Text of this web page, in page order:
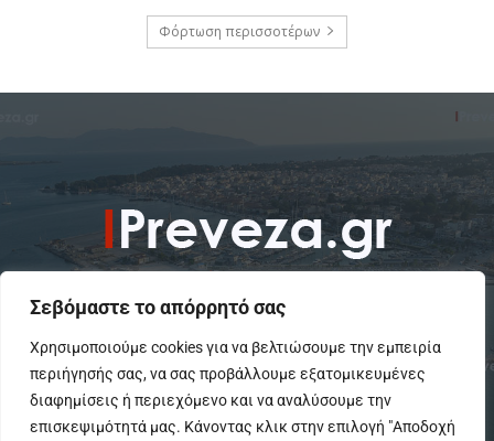
Σεβόμαστε το απόρρητό σας
Χρησιμοποιούμε cookies για να βελτιώσουμε την εμπειρία
περιήγησής σας, να σας προβάλλουμε εξατομικευμένες
διαφημίσεις ή περιεχόμενο και να αναλύσουμε την
επισκεψιμότητά μας. Κάνοντας κλικ στην επιλογή "Αποδοχή
Φόρτωση περισσοτέρων
To IPreveza.gr είναι μια σύγχρονη ενημερωτική ιστοσελίδα για την
Πρέβεζα, Πάργα, Φιλιππιάδα και την Ήπειρο σε θέματα Κοινωνικά,
Πολιτικά, Αθλητικά και Πολιτιστικά.